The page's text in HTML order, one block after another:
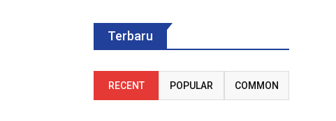
Terbaru
RECENT POPULAR COMMON